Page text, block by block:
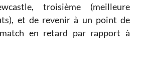
troisième (meilleure
et de revenir à un point de
en retard par rapport à